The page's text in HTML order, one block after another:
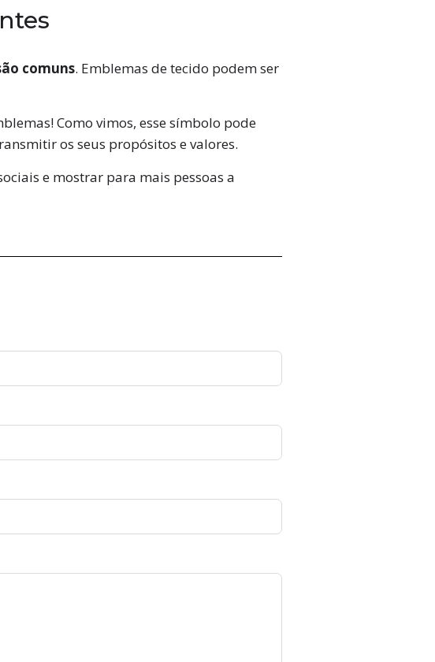
comuns. Emblemas de tecido podem ser
Como vimos, esse símbolo pode
os seus propósitos e valores.
e mostrar para mais pessoas a